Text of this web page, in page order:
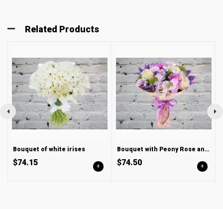
Related Products
Bouquet of white irises
$74.15 +
Bouquet with Peony Rose and Agapanthus
$74.50 +